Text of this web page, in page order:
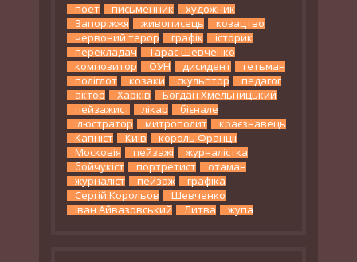
поет письменник
художник
Запоріжжя
живописець
козацтво
червоний терор
графік
історик
перекладач
Тарас Шевченко
композитор
ОУН дисидент
гетьман
поліглот
козаки скульптор
педагог
актор
Харків
Богдан Хмельницький
пейзажист
лікар
бієнале
ілюстратор
митрополит
краєзнавець
Капніст
Київ
король Франції
Московія
пейзажі
журналістка
бойчукіст
портретист
отаман
журналіст
пейзаж
графіка
Сергій Корольов
Шевченко
Іван Айвазовський
Литва жупа